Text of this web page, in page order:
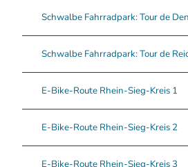
Schwalbe Fahrradpark: Tour de
Schwalbe Fahrradpark: Tour de
E-Bike-Route Rhein-Sieg-Kreis 1
E-Bike-Route Rhein-Sieg-Kreis 2
E-Bike-Route Rhein-Sieg-Kreis 3